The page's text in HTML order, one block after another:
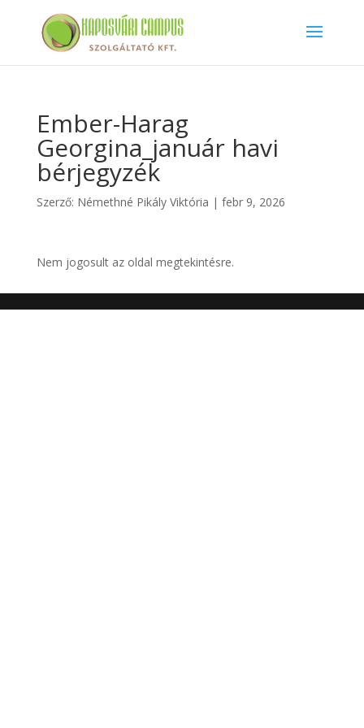
Ember-Harag
Georgina_január havi
bérjegyzék
Szerző: Némethné Pikály Viktória | febr 9, 2026
Nem jogosult az oldal megtekintésre.